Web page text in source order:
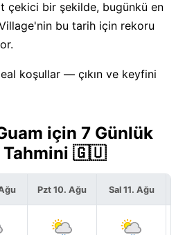
çekici bir şekilde, bugünkü en
bu tarih için rekoru
koşullar — çıkın ve keyfini
için 7 Günlük
Tahmini 🇬🇺
Pzt 10. Ağu Sal 11. Ağu